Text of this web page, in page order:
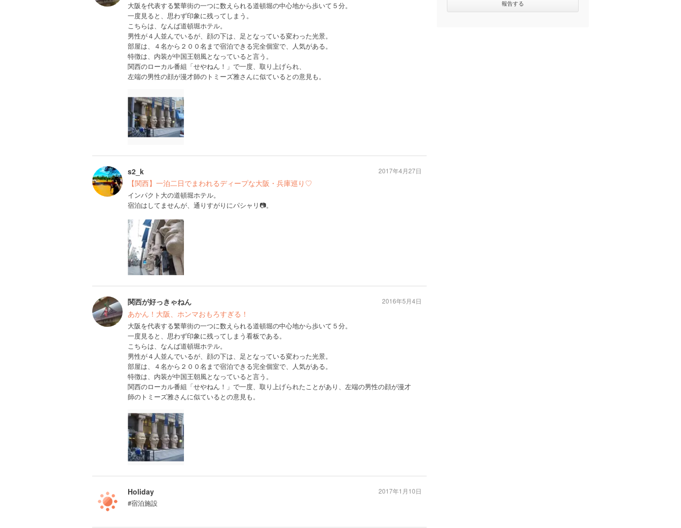
大阪を代表する繁華街の一つに数えられる道頓堀の中心地から歩いて５分。
一度見ると、思わず印象に残ってしまう。
こちらは、なんば道頓堀ホテル。
男性が４人並んでいるが、顔の下は、足となっている変わった光景。
部屋は、４名から２００名まで宿泊できる完全個室で、人気がある。
特徴は、内装が中国王朝風となっていると言う。
関西のローカル番組「せやねん！」で一度、取り上げられ、
左端の男性の顔が漫才師のトミーズ雅さんに似ているとの意見も。
s2_k
【関西】一泊二日でまわれるディープな大阪・兵庫巡り♡
インパクト大の道頓堀ホテル。
宿泊はしてませんが、通りすがりにパシャリ📷。
2017年4月27日
関西が好っきゃねん
あかん！大阪、ホンマおもろすぎる！
大阪を代表する繁華街の一つに数えられる道頓堀の中心地から歩いて５分。
一度見ると、思わず印象に残ってしまう看板である。
こちらは、なんば道頓堀ホテル。
男性が４人並んでいるが、顔の下は、足となっている変わった光景。
部屋は、４名から２００名まで宿泊できる完全個室で、人気がある。
特徴は、内装が中国王朝風となっていると言う。
関西のローカル番組「せやねん！」で一度、取り上げられたことがあり、左端の男性の顔が漫才
師のトミーズ雅さんに似ているとの意見も。
2016年5月4日
Holiday
#宿泊施設
2017年1月10日